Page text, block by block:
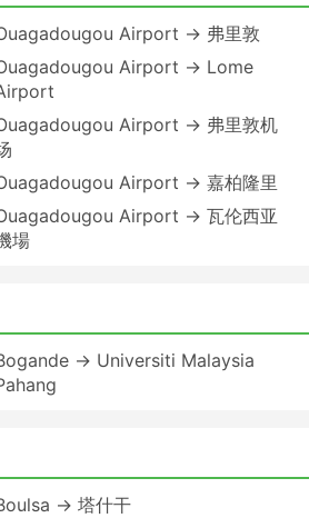
Airport → 弗里敦
Airport → Lome
Airport → 弗里敦机
Airport → 嘉柏隆里
Airport → 瓦伦西亚
場
→ Universiti Malaysia
→ 塔什干